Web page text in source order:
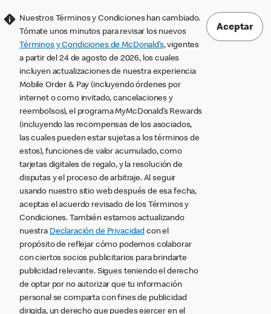
Nuestros Términos y Condiciones han cambiado.
Tómate unos minutos para revisar los nuevos
Términos y Condiciones de McDonald’s, vigentes
a partir del 24 de agosto de 2026, los cuales
incluyen actualizaciones de nuestra experiencia
Mobile Order & Pay (incluyendo órdenes por
internet o como invitado, cancelaciones y
reembolsos), el programa MyMcDonald’s Rewards
(incluyendo las recompensas de los asociados,
las cuales pueden estar sujetas a los términos de
estos), funciones de valor acumulado, como
tarjetas digitales de regalo, y la resolución de
disputas y el proceso de arbitraje. Al seguir
usando nuestro sitio web después de esa fecha,
aceptas el acuerdo revisado de los Términos y
Condiciones. También estamos actualizando
nuestra Declaración de Privacidad con el
propósito de reflejar cómo podemos colaborar
con ciertos socios publicitarios para brindarte
publicidad relevante. Sigues teniendo el derecho
de optar por no autorizar que tu información
personal se comparta con fines de publicidad
dirigida, un derecho que puedes ejercer en el
Aceptar